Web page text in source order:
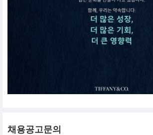
채용공고문의